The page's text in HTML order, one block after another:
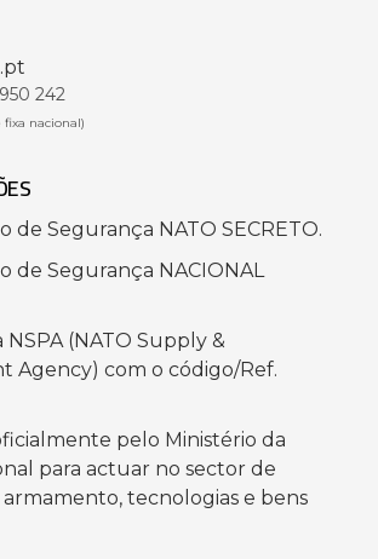
242
fixa nacional)
de Segurança NATO SECRETO.
de Segurança NACIONAL
NSPA (NATO Supply &
Agency) com o código/Ref.
pelo Ministério da
para actuar no sector de
tecnologias e bens